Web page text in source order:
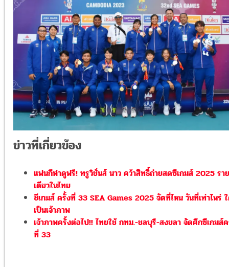
ข่าวที่เกี่ยวข้อง
แฟนกีฬาดูฟรี! ทรูวิชั่นส์ นาว คว้าสิทธิ์ถ่ายสดซีเกมส์ 2025 ราย
เดียวในไทย
ซีเกมส์ ครั้งที่ 33 SEA Games 2025 จัดที่ไหน วันที่เท่าไหร่
เป็นเจ้าภาพ
เจ้าภาพครั้งต่อไป!! ไทยใช้ กทม.-ชลบุรี-สงขลา จัดศึกซีเกมส์
ที่ 33